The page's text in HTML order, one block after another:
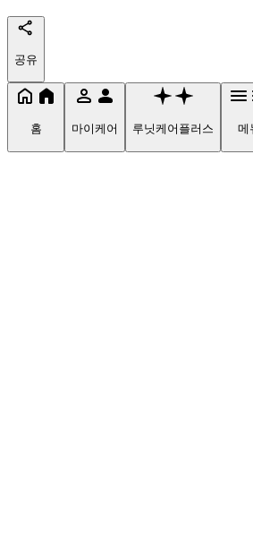
공유
홈 마이케어 루닛케어플러스 메